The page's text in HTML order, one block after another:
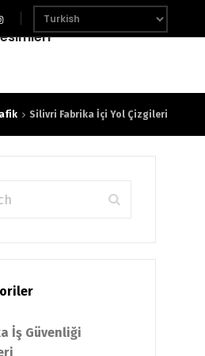
Silivri Fabrika İçi Yol Çizgileri
İş Güvenliği